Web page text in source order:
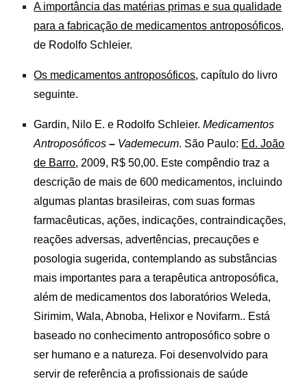
A importância das matérias primas e sua qualidade
para a fabricação de medicamentos antroposóficos,
de Rodolfo Schleier.
Os medicamentos antroposóficos, capítulo do livro
seguinte.
Gardin, Nilo E. e Rodolfo Schleier.Medicamentos
Antroposóficos– Vademecum. São Paulo: Ed. João
de Barro, 2009, R$ 50,00. Este compêndio traz a
descrição de mais de 600 medicamentos, incluindo
algumas plantas brasileiras, com suas formas
farmacêuticas, ações, indicações, contraindicações,
reações adversas, advertências, precauções e
posologia sugerida, contemplando as substâncias
mais importantes para a terapêutica antroposófica,
além de medicamentos dos laboratórios Weleda,
Sirimim, Wala, Abnoba, Helixor e Novifarm.. Está
baseado no conhecimento antroposófico sobre o
ser humano e a natureza. Foi desenvolvido para
servir de referência a profissionais de saúde